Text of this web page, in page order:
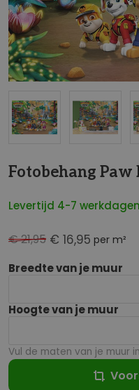
Fotobehang Paw
Levertijd 4-7 werkdagen
€ 16,95 per m²
€ 21,95
Breedte van je muur
Hoogte van je muur
Vul de maten van je muur